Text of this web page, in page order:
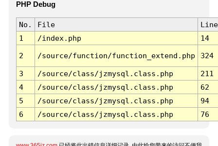
PHP Debug
No. File
Line
1
/index.php 14
2 /source/function/function_extend.php 324
3 /source/class/jzmysql.class.php
211
4
/source/class/jzmysql.class.php
62
5
/source/class/jzmysql.class.php
94
6
/source/class/jzmysql.class.php 76